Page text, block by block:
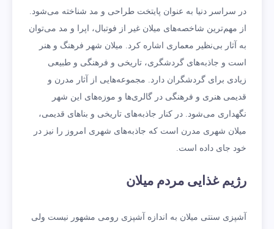
در سراسر دنیا به عنوان پایتخت طراحی و مد شناخته می‌شود.
از مهم‌ترین شاخصه‌های میلان غیر از فوتبال، اپرا و مد می‌توان
به آثار بی‌نظیر معماری اشاره کرد. میلان شهر فرهنگ و هنر
است و جاذبه‌های گردشگری، تاریخی و فرهنگی و طبیعی
زیادی برای گردشگران دارد. مجموعه‌هایی از آثار مدرن و
قدیمی هنری و فرهنگی در گالری‌ها و موزه‌های این شهر
نگهداری می‌شود. در کنار جاذبه‌های تاریخی و بناهای قدیمی،
میلان شهری مدرن است که جاذبه‌های شهری امروز را نیز در
خود جای داده است.
رژیم غذایی مردم میلان
آشپزی سنتی میلان به اندازه‌ آشپزی رومی مشهور نیست ولی